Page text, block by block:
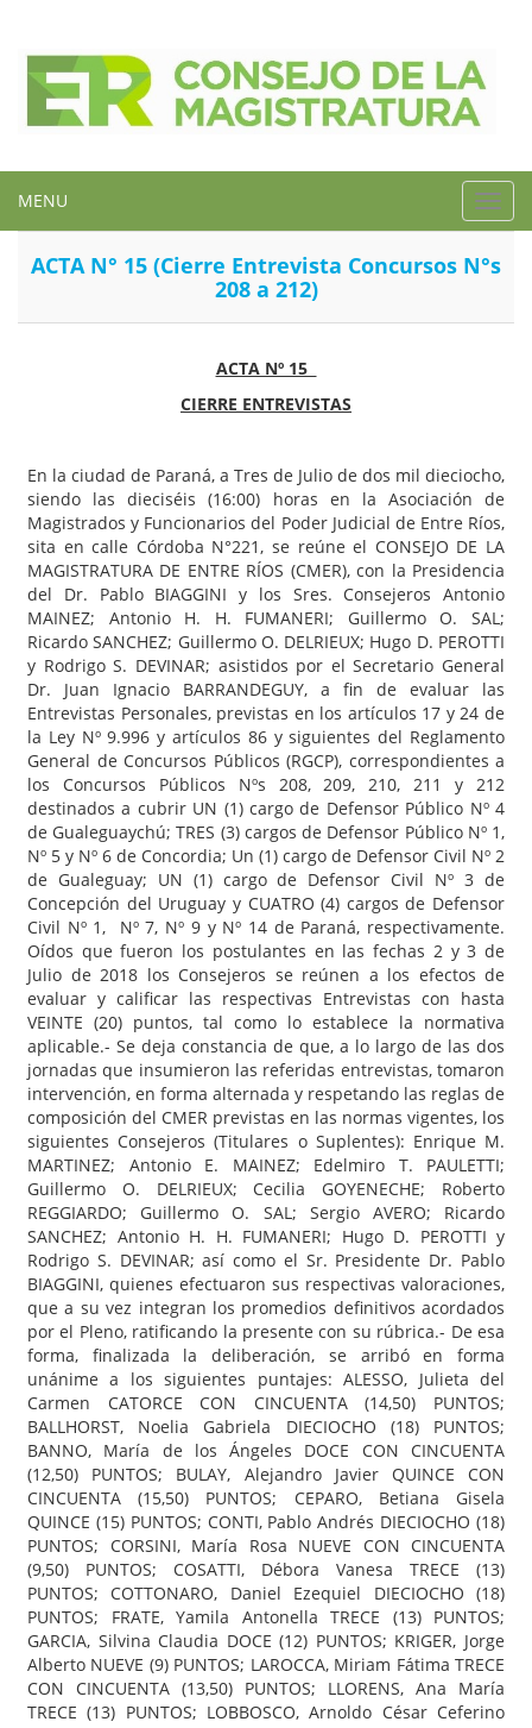
MENU
ACTA N° 15 (Cierre Entrevista Concursos N°s
208 a 212)
ACTA Nº 15
CIERRE ENTREVISTAS
En la ciudad de Paraná, a Tres de Julio de dos mil dieciocho,
siendo las dieciséis (16:00) horas en la Asociación de
Magistrados y Funcionarios del Poder Judicial de Entre Ríos,
sita en calle Córdoba N°221, se reúne el CONSEJO DE LA
MAGISTRATURA DE ENTRE RÍOS (CMER), con la Presidencia
del Dr. Pablo BIAGGINI y los Sres. Consejeros Antonio
MAINEZ; Antonio H. H. FUMANERI; Guillermo O. SAL;
Ricardo SANCHEZ; Guillermo O. DELRIEUX; Hugo D. PEROTTI
y Rodrigo S. DEVINAR; asistidos por el Secretario General
Dr. Juan Ignacio BARRANDEGUY, a fin de evaluar las
Entrevistas Personales, previstas en los artículos 17 y 24 de
la Ley Nº 9.996 y artículos 86 y siguientes del Reglamento
General de Concursos Públicos (RGCP), correspondientes a
los Concursos Públicos Nºs 208, 209, 210, 211 y 212
destinados a cubrir UN (1) cargo de Defensor Público Nº 4
de Gualeguaychú; TRES (3) cargos de Defensor Público Nº 1,
Nº 5 y Nº 6 de Concordia; Un (1) cargo de Defensor Civil Nº 2
de Gualeguay; UN (1) cargo de Defensor Civil Nº 3 de
Concepción del Uruguay y CUATRO (4) cargos de Defensor
Civil Nº 1, Nº 7, Nº 9 y Nº 14 de Paraná, respectivamente.
Oídos que fueron los postulantes en las fechas 2 y 3 de
Julio de 2018 los Consejeros se reúnen a los efectos de
evaluar y calificar las respectivas Entrevistas con hasta
VEINTE (20) puntos, tal como lo establece la normativa
aplicable.- Se deja constancia de que, a lo largo de las dos
jornadas que insumieron las referidas entrevistas, tomaron
intervención, en forma alternada y respetando las reglas de
composición del CMER previstas en las normas vigentes, los
siguientes Consejeros (Titulares o Suplentes): Enrique M.
MARTINEZ; Antonio E. MAINEZ; Edelmiro T. PAULETTI;
Guillermo O. DELRIEUX; Cecilia GOYENECHE; Roberto
REGGIARDO; Guillermo O. SAL; Sergio AVERO; Ricardo
SANCHEZ; Antonio H. H. FUMANERI; Hugo D. PEROTTI y
Rodrigo S. DEVINAR; así como el Sr. Presidente Dr. Pablo
BIAGGINI, quienes efectuaron sus respectivas valoraciones,
que a su vez integran los promedios definitivos acordados
por el Pleno, ratificando la presente con su rúbrica.- De esa
forma, finalizada la deliberación, se arribó en forma
unánime a los siguientes puntajes: ALESSO, Julieta del
Carmen CATORCE CON CINCUENTA (14,50) PUNTOS;
BALLHORST, Noelia Gabriela DIECIOCHO (18) PUNTOS;
BANNO, María de los Ángeles DOCE CON CINCUENTA
(12,50) PUNTOS; BULAY, Alejandro Javier QUINCE CON
CINCUENTA (15,50) PUNTOS; CEPARO, Betiana Gisela
QUINCE (15) PUNTOS; CONTI, Pablo Andrés DIECIOCHO (18)
PUNTOS; CORSINI, María Rosa NUEVE CON CINCUENTA
(9,50) PUNTOS; COSATTI, Débora Vanesa TRECE (13)
PUNTOS; COTTONARO, Daniel Ezequiel DIECIOCHO (18)
PUNTOS; FRATE, Yamila Antonella TRECE (13) PUNTOS;
GARCIA, Silvina Claudia DOCE (12) PUNTOS; KRIGER, Jorge
Alberto NUEVE (9) PUNTOS; LAROCCA, Miriam Fátima TRECE
CON CINCUENTA (13,50) PUNTOS; LLORENS, Ana María
TRECE (13) PUNTOS; LOBBOSCO, Arnoldo César Ceferino